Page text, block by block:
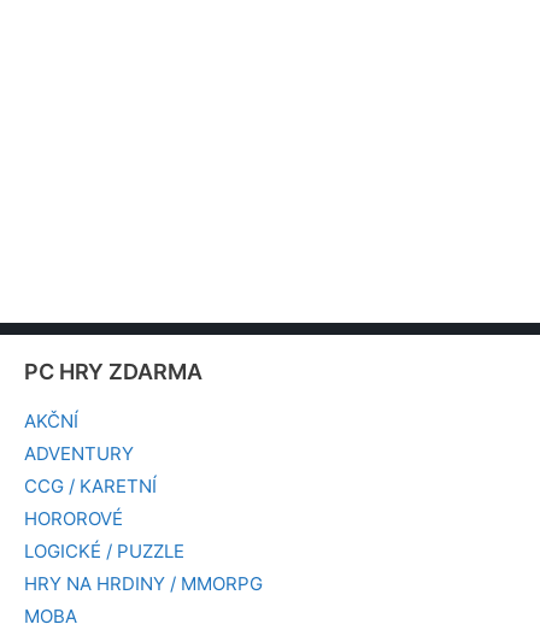
PC HRY ZDARMA
AKČNÍ
ADVENTURY
CCG / KARETNÍ
HOROROVÉ
LOGICKÉ / PUZZLE
HRY NA HRDINY / MMORPG
MOBA